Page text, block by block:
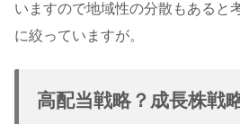
いますので地域性の分散もあると
に絞っていますが。
高配当戦略？成長株戦